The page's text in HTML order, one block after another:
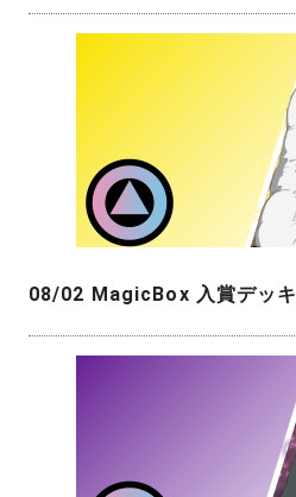
08/02 MagicBox 入賞デッキ